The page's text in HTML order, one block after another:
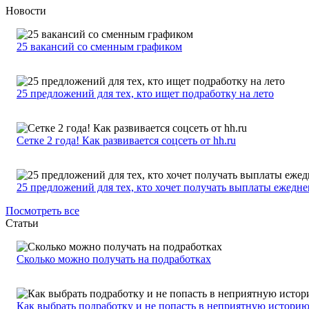
Новости
25 вакансий со сменным графиком
25 предложений для тех, кто ищет подработку на лето
Сетке 2 года! Как развивается соцсеть от hh.ru
25 предложений для тех, кто хочет получать выплаты
Посмотреть все
Статьи
Сколько можно получать на подработках
Как выбрать подработку и не попасть в неприятную историю